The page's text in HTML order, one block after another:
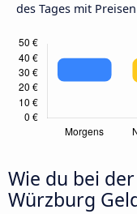
des Tages mit
Wie du bei
Würzburg